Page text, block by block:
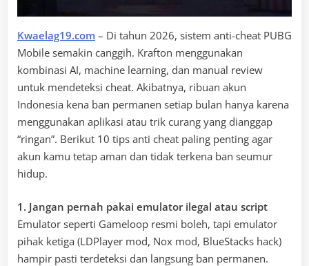
Kwaelag19.com – Di tahun 2026, sistem anti-cheat PUBG
Mobile semakin canggih. Krafton menggunakan
kombinasi AI, machine learning, dan manual review
untuk mendeteksi cheat. Akibatnya, ribuan akun
Indonesia kena ban permanen setiap bulan hanya karena
menggunakan aplikasi atau trik curang yang dianggap
“ringan”. Berikut 10 tips anti cheat paling penting agar
akun kamu tetap aman dan tidak terkena ban seumur
hidup.
1. Jangan pernah pakai emulator ilegal atau script
Emulator seperti Gameloop resmi boleh, tapi emulator
pihak ketiga (LDPlayer mod, Nox mod, BlueStacks hack)
hampir pasti terdeteksi dan langsung ban permanen.